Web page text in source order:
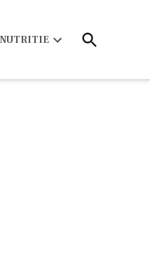
NUTRITIE
Open
Search